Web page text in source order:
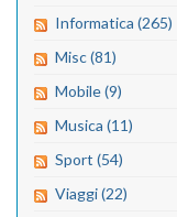
Informatica (265)
Misc (81)
Mobile (9)
Musica (11)
Sport (54)
Viaggi (22)